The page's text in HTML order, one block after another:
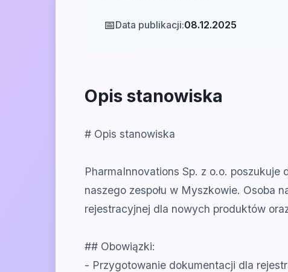
📅Data publikacji:08.12.2025
Opis stanowiska
# Opis stanowiska
PharmaInnovations Sp. z o.o.
naszego zespołu w Myszkowie. Osoba
rejestracyjnej dla nowych produktów
## Obowiązki:
- Przygotowanie dokumentacji dla